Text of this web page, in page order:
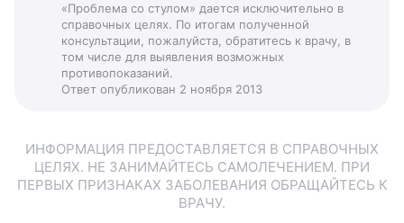
«Проблема со стулом» дается исключительно в
справочных целях. По итогам полученной
консультации, пожалуйста, обратитесь к врачу, в
том числе для выявления возможных
противопоказаний.
Ответ опубликован 2 ноября 2013
ИНФОРМАЦИЯ ПРЕДОСТАВЛЯЕТСЯ В СПРАВОЧНЫХ
ЦЕЛЯХ. НЕ ЗАНИМАЙТЕСЬ САМОЛЕЧЕНИЕМ. ПРИ
ПЕРВЫХ ПРИЗНАКАХ ЗАБОЛЕВАНИЯ ОБРАЩАЙТЕСЬ К
ВРАЧУ.